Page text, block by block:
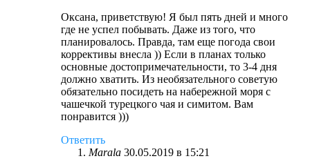
Оксана, приветствую! Я был пять дней и много
где не успел побывать. Даже из того, что
планировалось. Правда, там еще погода свои
коррективы внесла )) Если в планах только
основные достопримечательности, то 3-4 дня
должно хватить. Из необязательного советую
обязательно посидеть на набережной моря с
чашечкой турецкого чая и симитом. Вам
понравится )))
Ответить
Marala 30.05.2019 в 15:21